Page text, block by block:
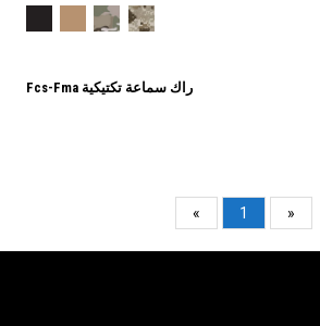
Fcs-Fma راك سماعة تكتيكية
« 1 »